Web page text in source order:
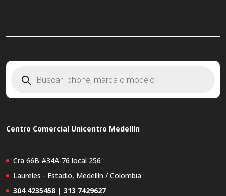
Centro Comercial Unicentro Medellín
Cra 66B #34A-76 local 256
Laureles - Estadio, Medellín / Colombia
304 4235458 | 313 7429627